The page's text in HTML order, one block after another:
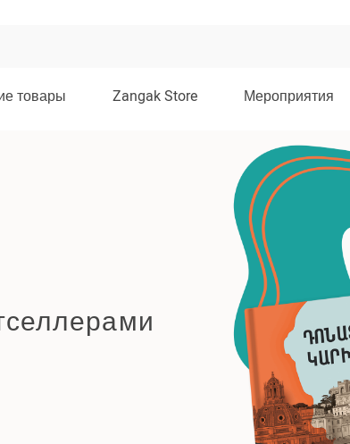
товары Zangak Store Мероприятия